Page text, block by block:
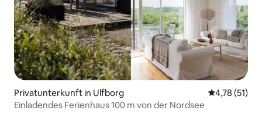
Privatunterkunft in Ulfborg
4,78 (51)
Einladendes Ferienhaus 100 m von der Nordsee